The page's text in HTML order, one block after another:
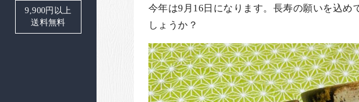
9,900円以上
送料無料
今年は9月16日になります。長寿の願いを込
しょうか？